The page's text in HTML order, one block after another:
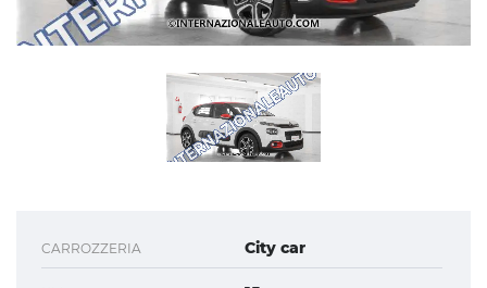
CARROZZERIA City car